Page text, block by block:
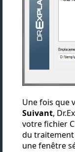
Une fois que
Suivant,
votre fichier
du traitement
une fenêtre